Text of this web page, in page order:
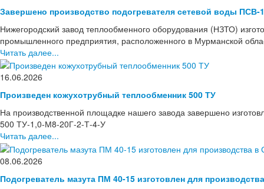
Завершено производство подогревателя сетевой воды ПСВ-
Нижегородский завод теплообменного оборудования (НЗТО)
промышленного предприятия, расположенного в Мурманской
Читать далее...
16.06.2026
Произведен кожухотрубный теплообменник 500 ТУ
На производственной площадке нашего завода завершено
500 ТУ-1,0-М8-20Г-2-Т-4-У
Читать далее...
08.06.2026
Подогреватель мазута ПМ 40-15 изготовлен для